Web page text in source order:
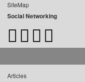
SiteMap
Social Networking
Articles